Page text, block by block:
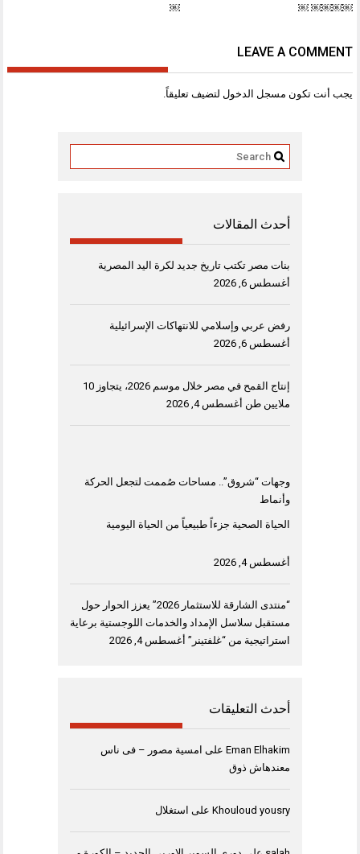
￼
￼￼￼￼ ￼
LEAVE A COMMENT
يجب أنت تكون مسجل الدخول لتضيف تعليقاً.
أحدث المقالات
بنات مصر تكتب تاريخ جديد لكرة اليد المصرية
أغسطس 6, 2026
رفض عربي وإسلامي للانتهاكات الإسرائيلية
أغسطس 6, 2026
إنتاج القمح في مصر خلال موسم 2026، يتجاوز 10
ملايين طن أغسطس 4, 2026
وجهات “شروق”.. مساحات صُممت لتجعل الحركة
وأنماط
الحياة الصحية جزءاً طبيعياً من الحياة اليومية
أغسطس 4, 2026
“منتدى الشارقة للاستثمار 2026” يعزز الحوار حول
مستقبل سلاسل الإمداد والخدمات اللوجستية برعاية
استراتيجية من “غلفتينر” أغسطس 4, 2026
أحدث التعليقات
Eman Elhakim على امسية مصور – فى ناس
معندهاش ذوق
Khouloud yousry على استغلال